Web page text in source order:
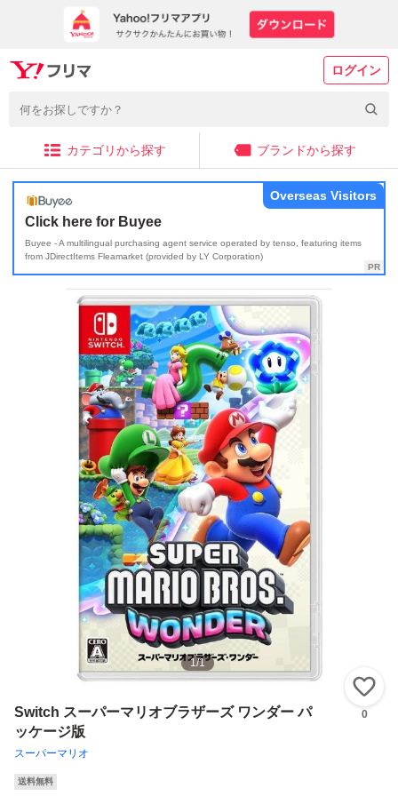
ログイン
カテゴリから探す ブランドから探す
Click here for Buyee
Buyee - A multilingual purchasing agent service operated by tenso, featuring items
from JDirectItems Fleamarket (provided by LY Corporation)
Overseas Visitors
1/1
Switch スーパーマリオブラザーズ ワンダー パ
ッケージ版
スーパーマリオ
0
送料無料